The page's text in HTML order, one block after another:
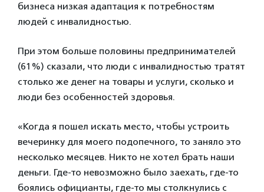
бизнеса низкая адаптация к потребностям
людей с инвалидностью.
При этом больше половины предпринимателей
(61%) сказали, что люди с инвалидностью тратят
столько же денег на товары и услуги, сколько и
люди без особенностей здоровья.
«Когда я пошел искать место, чтобы устроить
вечеринку для моего подопечного, то заняло это
несколько месяцев. Никто не хотел брать наши
деньги. Где-то невозможно было заехать, где-то
боялись официанты, где-то мы столкнулись с